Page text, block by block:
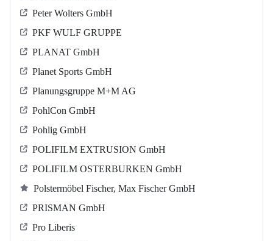
Peter Wolters GmbH
PKF WULF GRUPPE
PLANAT GmbH
Planet Sports GmbH
Planungsgruppe M+M AG
PohlCon GmbH
Pohlig GmbH
POLIFILM EXTRUSION GmbH
POLIFILM OSTERBURKEN GmbH
Polstermöbel Fischer, Max Fischer GmbH
PRISMAN GmbH
Pro Liberis